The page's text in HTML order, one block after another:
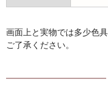
画面上と実物では多少色
ご了承ください。